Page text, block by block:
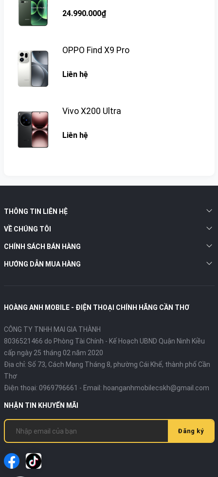
24.990.000₫
OPPO Find X9 Pro
Liên hệ
Vivo X200 Ultra
Liên hệ
THÔNG TIN LIÊN HỆ
VỀ CHÚNG TÔI
CHÍNH SÁCH BÁN HÀNG
HƯỚNG DẪN MUA HÀNG
HOÀNG ANH MOBILE - ĐIỆN THOẠI CHÍNH HÃNG CẦN THƠ
CÔNG TY TNHH MAI GIA THÀNH
8036521466 do Phòng Tài Chính - Kế Hoạch UBND Quận Ninh Kiều
cấp ngày 25 tháng 02 năm 2020
Địa chỉ: Số 73, Cách Mạng Tháng 8, phường Cái Khế, thành phố Cần
Thơ
Điện thoại: 0969796661 - Email: hoanganhmobilecskh@gmail.com
NHẬN TIN KHUYẾN MÃI
Đăng ký